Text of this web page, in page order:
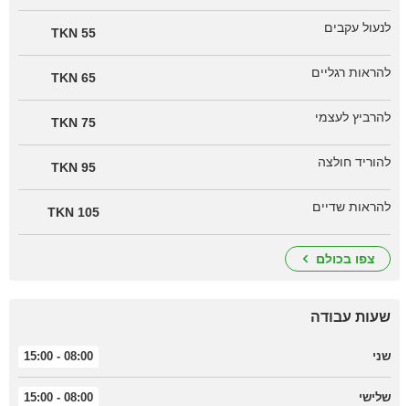
לנעול עקבים 55 TKN
להראות רגליים 65 TKN
להרביץ לעצמי 75 TKN
להוריד חולצה 95 TKN
להראות שדיים 105 TKN
צפו בכולם
שעות עבודה
שני 08:00 - 15:00
שלישי 08:00 - 15:00